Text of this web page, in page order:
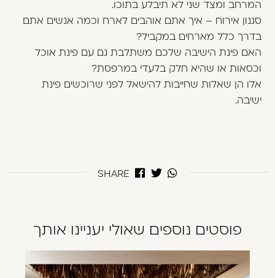
המרחב ומצד שני לא תיבלע בתוכו.
סגנון אירוח – איך אתם אוהבים לארח וכמה אנשים אתם
בדרך כלל מארחים במקביל?
האם פינת הישיבה שלכם משתלבת גם עם פינת אוכל
וכסאות או שהיא חלק בלעדי במרפסת?
אלו הן שאלות שחייבות להישאל לפני שרוכשים פינת
ישיבה.
SHARE
פוסטים נוספים שאולי יעניינו אותך